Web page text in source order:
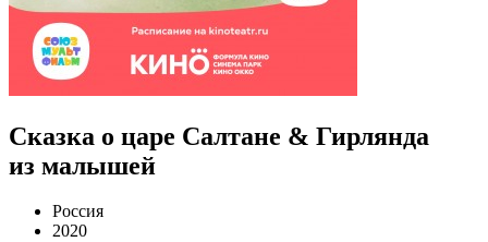
Сказка о царе Салтане & Гирлянда
из малышей
Россия
2020